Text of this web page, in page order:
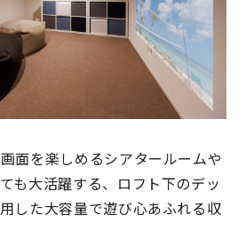
面を楽しめるシアタールームや
も大活躍する、ロフト下のデッ
した大容量で遊び心あふれる収